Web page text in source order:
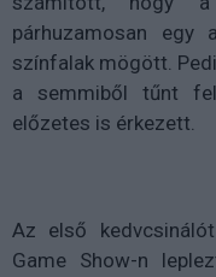
párhuzamosan egy
színfalak mögött.
a semmiből tűnt
előzetes is érkezett.
Az első
Game Show-n